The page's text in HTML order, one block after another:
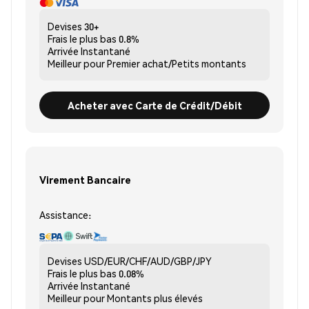
Devises 30+
Frais le plus bas 0.8%
Arrivée Instantané
Meilleur pourPremier achat/Petits montants
Acheter avec Carte de Crédit/Débit
Virement Bancaire
Assistance:
Devises USD/EUR/CHF/AUD/GBP/JPY
Frais le plus bas 0.08%
Arrivée Instantané
Meilleur pourMontants plus élevés